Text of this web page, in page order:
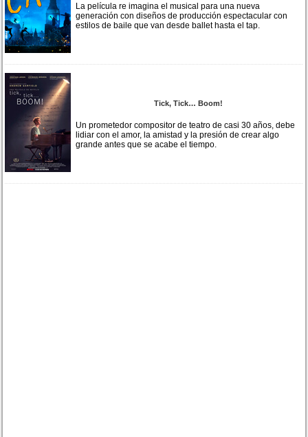
La película re imagina el musical para una nueva
generación con diseños de producción espectacular con
estilos de baile que van desde ballet hasta el tap.
Tick, Tick… Boom!
Un prometedor compositor de teatro de casi 30 años, debe
lidiar con el amor, la amistad y la presión de crear algo
grande antes que se acabe el tiempo.